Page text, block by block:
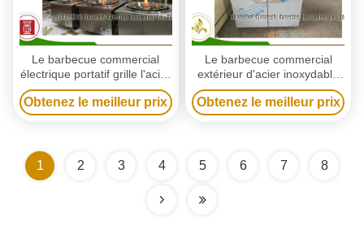
Le barbecue commercial
électrique portatif grille l'acier
inoxydable de chiches-
kebabs verticaux
Obtenez le meilleur prix
Le barbecue commercial
extérieur d'acier inoxydable
grille le chauffage électrique
Obtenez le meilleur prix
1 2 3 4 5 6 7 8